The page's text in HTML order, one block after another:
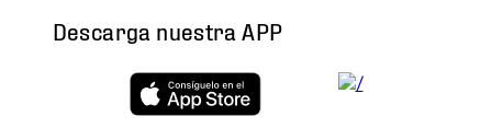
Descarga nuestra APP